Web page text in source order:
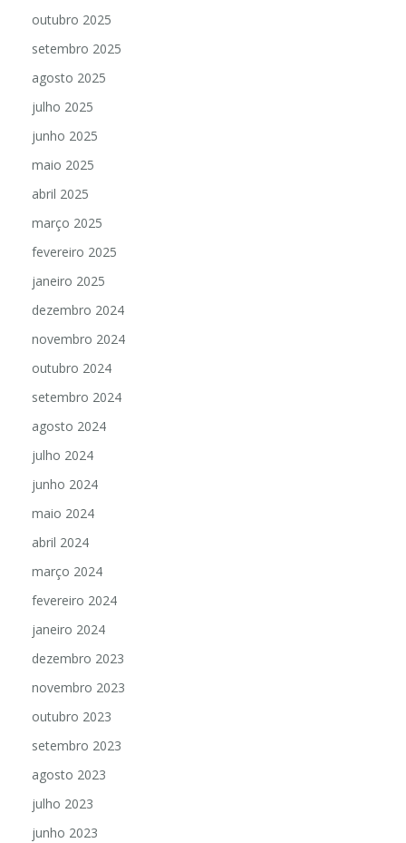
outubro 2025
setembro 2025
agosto 2025
julho 2025
junho 2025
maio 2025
abril 2025
março 2025
fevereiro 2025
janeiro 2025
dezembro 2024
novembro 2024
outubro 2024
setembro 2024
agosto 2024
julho 2024
junho 2024
maio 2024
abril 2024
março 2024
fevereiro 2024
janeiro 2024
dezembro 2023
novembro 2023
outubro 2023
setembro 2023
agosto 2023
julho 2023
junho 2023